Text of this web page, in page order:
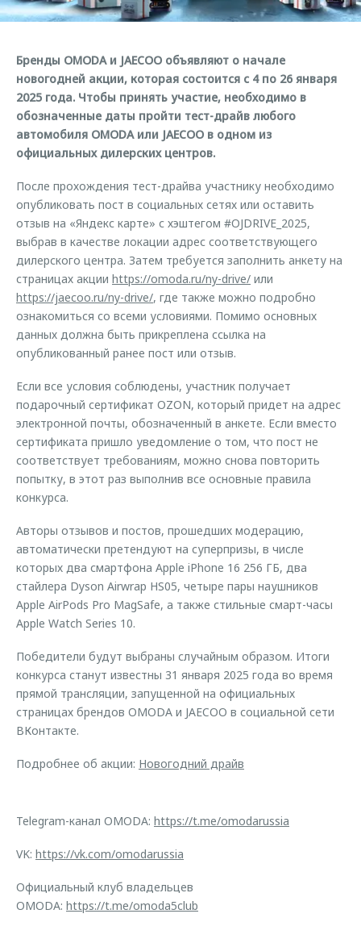
Страхование
Аксессуары
Одежда и сувениры
Оригинальные аксессуары
Запчасти
Трейд-ин
Калькулятор трейд-ин
Дополнительная техническая поддержка
Клиентская поддержка
O&J Автоклуб
Клуб владельцев OMODA
Приложение O&J
Аксессуары
Одежда и сувениры
Оригинальные аксессуары
Запчасти
Обратная связь
Бренды OMODA и JAECOO объявляют о начале
новогодней акции, которая состоится с 4 по 26 января
2025 года. Чтобы принять участие, необходимо в
обозначенные даты пройти тест-драйв любого
автомобиля OMODA или JAECOO в одном из
официальных дилерских центров.
После прохождения тест-драйва участнику необходимо
опубликовать пост в социальных сетях или оставить
отзыв на «Яндекс карте» с хэштегом #OJDRIVE_2025,
выбрав в качестве локации адрес соответствующего
дилерского центра. Затем требуется заполнить анкету на
страницах акции https://omoda.ru/ny-drive/ или
https://jaecoo.ru/ny-drive/, где также можно подробно
ознакомиться со всеми условиями. Помимо основных
данных должна быть прикреплена ссылка на
опубликованный ранее пост или отзыв.
Если все условия соблюдены, участник получает
подарочный сертификат OZON, который придет на адрес
электронной почты, обозначенный в анкете. Если вместо
сертификата пришло уведомление о том, что пост не
соответствует требованиям, можно снова повторить
попытку, в этот раз выполнив все основные правила
конкурса.
Авторы отзывов и постов, прошедших модерацию,
автоматически претендуют на суперпризы, в числе
которых два смартфона Apple iPhone 16 256 ГБ, два
стайлера Dyson Airwrap HS05, четыре пары наушников
Apple AirPods Pro MagSafe, а также стильные смарт-часы
Apple Watch Series 10.
Победители будут выбраны случайным образом. Итоги
конкурса станут известны 31 января 2025 года во время
прямой трансляции, запущенной на официальных
страницах брендов OMODA и JAECOO в социальной сети
ВКонтакте.
Подробнее об акции: Новогодний драйв
Telegram-канал OMODA: https://t.me/omodarussia
VK: https://vk.com/omodarussia
Официальный клуб владельцев
OMODA: https://t.me/omoda5club